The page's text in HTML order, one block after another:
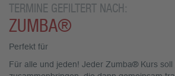
TERMINE GEFILTERT NACH:
ZUMBA®
Perfekt für
Für alle und jeden! Jeder Zumba® Kurs soll